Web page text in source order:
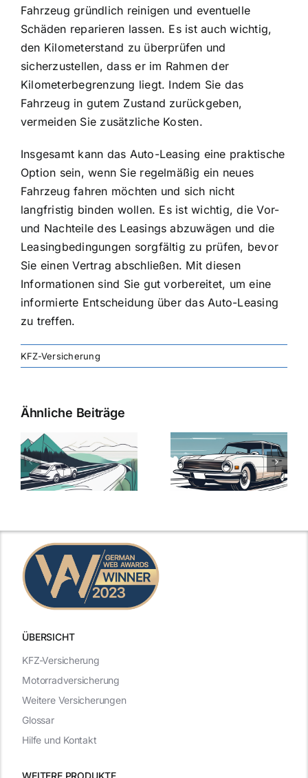
Fahrzeug gründlich reinigen und eventuelle
Schäden reparieren lassen. Es ist auch wichtig,
den Kilometerstand zu überprüfen und
sicherzustellen, dass er im Rahmen der
Kilometerbegrenzung liegt. Indem Sie das
Fahrzeug in gutem Zustand zurückgeben,
vermeiden Sie zusätzliche Kosten.
Insgesamt kann das Auto-Leasing eine praktische
Option sein, wenn Sie regelmäßig ein neues
Fahrzeug fahren möchten und sich nicht
langfristig binden wollen. Es ist wichtig, die Vor-
und Nachteile des Leasings abzuwägen und die
Leasingbedingungen sorgfältig zu prüfen, bevor
Sie einen Vertrag abschließen. Mit diesen
Informationen sind Sie gut vorbereitet, um eine
informierte Entscheidung über das Auto-Leasing
zu treffen.
KFZ-Versicherung
Ähnliche Beiträge
Versicherung:
Günstige Kfz-
Versicherungstarife
mit Top-
Kfz-
Die besten
Angebote im
ÜBERSICHT
WEITERE PRODUKTE
KFZ-Versicherung
Motorradversicherung
Weitere Versicherungen
Glossar
Hilfe und Kontakt